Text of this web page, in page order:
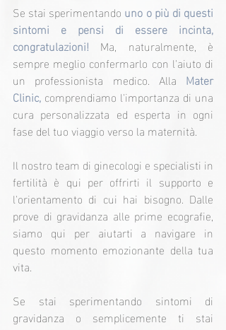
Se stai sperimentando uno o più di questi
sintomi e pensi di essere incinta,
congratulazioni! Ma, naturalmente, è
sempre meglio confermarlo con l'aiuto di
un professionista medico. Alla Mater
Clinic, comprendiamo l'importanza di una
cura personalizzata ed esperta in ogni
fase del tuo viaggio verso la maternità.
Il nostro team di ginecologi e specialisti in
fertilità è qui per offrirti il supporto e
l'orientamento di cui hai bisogno. Dalle
prove di gravidanza alle prime ecografie,
siamo qui per aiutarti a navigare in
questo momento emozionante della tua
vita.
Se stai sperimentando sintomi di
gravidanza o semplicemente ti stai